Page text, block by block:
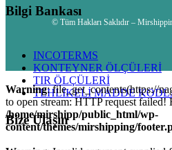
Bilgi Bankası
INCOTERMS
KONTEYNER ÖLÇÜLERİ
TIR ÖLÇÜLERİ
TEHLİKELİ MADDE
Bize Ulaşın
© Tüm Hakları Saklıdır –
Warning: file_get_contents(https://
to open stream: HTTP request
/home/mirshipp/public_html/wp-
content/themes/mirshipping/